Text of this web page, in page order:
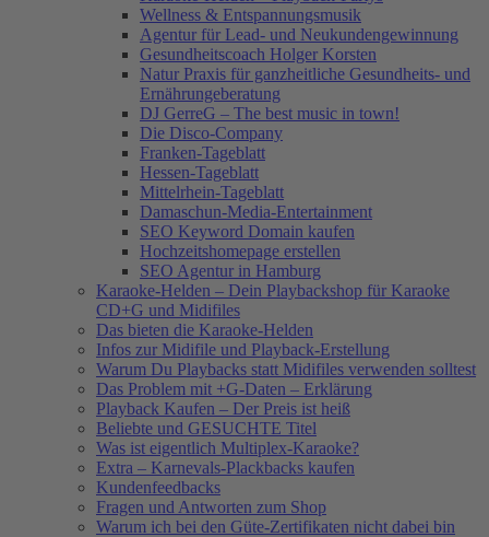
Wellness & Entspannungsmusik
Agentur für Lead- und Neukundengewinnung
Gesundheitscoach Holger Korsten
Natur Praxis für ganzheitliche Gesundheits- und
Ernährungeberatung
DJ GerreG – The best music in town!
Die Disco-Company
Franken-Tageblatt
Hessen-Tageblatt
Mittelrhein-Tageblatt
Damaschun-Media-Entertainment
SEO Keyword Domain kaufen
Hochzeitshomepage erstellen
SEO Agentur in Hamburg
Karaoke-Helden – Dein Playbackshop für Karaoke
CD+G und Midifiles
Das bieten die Karaoke-Helden
Infos zur Midifile und Playback-Erstellung
Warum Du Playbacks statt Midifiles verwenden solltest
Das Problem mit +G-Daten – Erklärung
Playback Kaufen – Der Preis ist heiß
Beliebte und GESUCHTE Titel
Was ist eigentlich Multiplex-Karaoke?
Extra – Karnevals-Plackbacks kaufen
Kundenfeedbacks
Fragen und Antworten zum Shop
Warum ich bei den Güte-Zertifikaten nicht dabei bin